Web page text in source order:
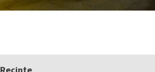
Recinte